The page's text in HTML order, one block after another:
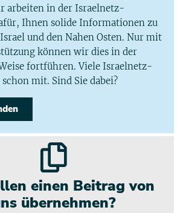
arbeiten in der Israelnetz-
Ihnen solide Informationen zu
und den Nahen Osten. Nur mit
können wir dies in der
fortführen. Viele Israelnetz-
mit. Sind Sie dabei?
einen Beitrag von
übernehmen?